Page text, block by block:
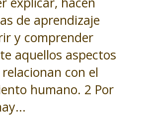
de aprendizaje
y comprender
aquellos aspectos
con el
humano. 2 Por